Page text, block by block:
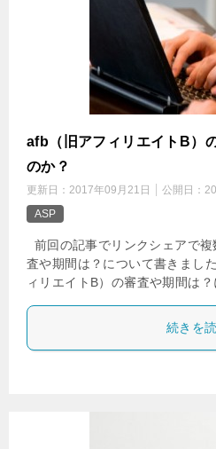
afb（旧アフィリエイトB）
のか？
更新日： 2017年09月21日 公開日：
ASP
前回の記事でリンクシェアで
査や期間は？について書きまし
ィリエイトB）の審査や期間は
続きを